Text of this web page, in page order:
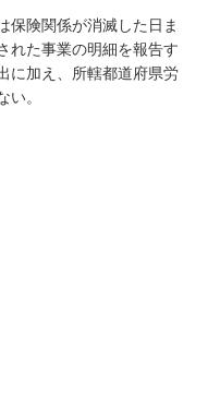
険関係が消滅した日ま
れた事業の明細を報告す
に加え、所轄都道府県労
。